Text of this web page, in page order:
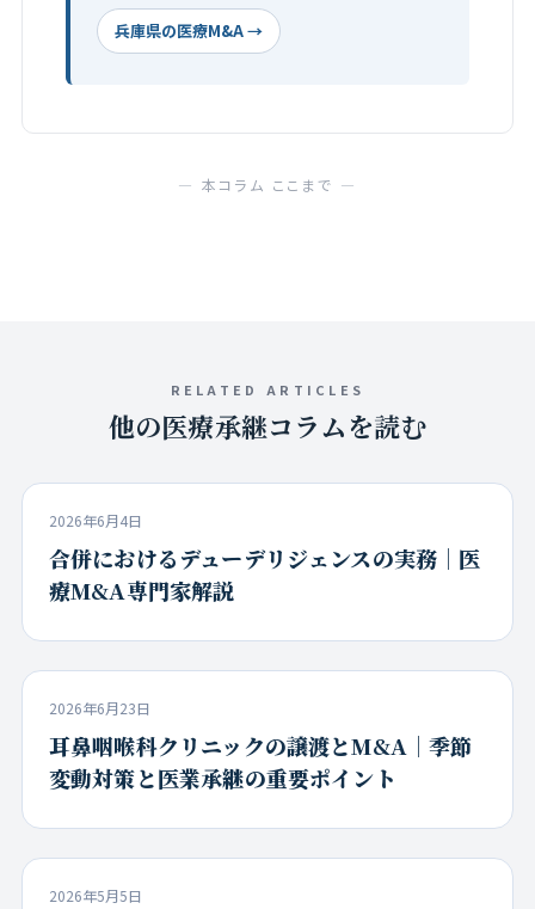
兵庫県の医療M&A →
— 本コラム ここまで —
RELATED ARTICLES
他の医療承継コラムを読む
2026年6月4日
合併におけるデューデリジェンスの実務｜医
療M&A専門家解説
2026年6月23日
耳鼻咽喉科クリニックの譲渡とM&A｜季節
変動対策と医業承継の重要ポイント
2026年5月5日